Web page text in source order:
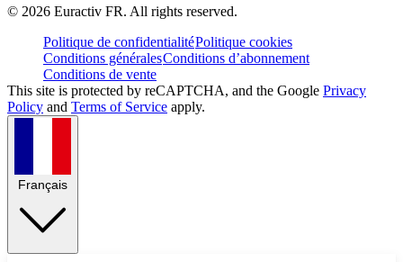
© 2026 Euractiv FR. All rights reserved.
Politique de confidentialitéPolitique cookies
Conditions généralesConditions d’abonnement
Conditions de vente
This site is protected by reCAPTCHA, and the Google Privacy
Policy and Terms of Service apply.
Français